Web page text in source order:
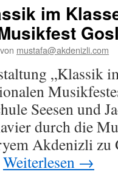
im
von mustafa@akdenizli.com
„Klassik
Seesen und
durch die
Akdenizli zu
Weiterlesen →